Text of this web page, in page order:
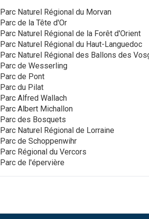
Parc Naturel Régional du Morvan
Parc de la Tête d'Or
Parc Naturel Régional de la Forêt d'Orient
Parc Naturel Régional du Haut-Languedoc
Parc Naturel Régional des Ballons des
Parc de Wesserling
Parc de Pont
Parc du Pilat
Parc Alfred Wallach
Parc Albert Michallon
Parc des Bosquets
Parc Naturel Régional de Lorraine
Parc de Schoppenwihr
Parc Régional du Vercors
Parc de l'épervière